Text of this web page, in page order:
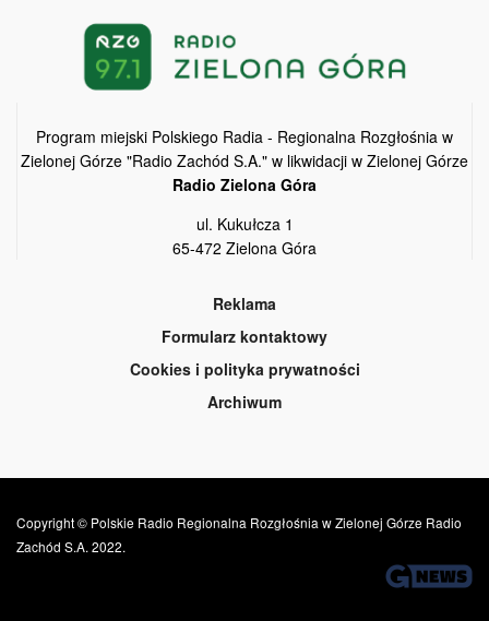
Program miejski Polskiego Radia - Regionalna Rozgłośnia w
Zielonej Górze "Radio Zachód S.A." w likwidacji w Zielonej Górze
Radio Zielona Góra
ul. Kukułcza 1
65-472 Zielona Góra
Reklama
Formularz kontaktowy
Cookies i polityka prywatności
Archiwum
Copyright © Polskie Radio Regionalna Rozgłośnia w Zielonej Górze Radio
Zachód S.A. 2022.